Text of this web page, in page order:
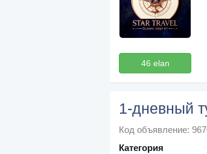
46 elan
1-дневный
Код объявление:
Категория